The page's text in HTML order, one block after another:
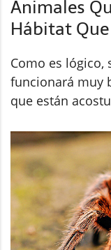
Animales
Hábitat
Como es lógico,
funcionará muy
que están